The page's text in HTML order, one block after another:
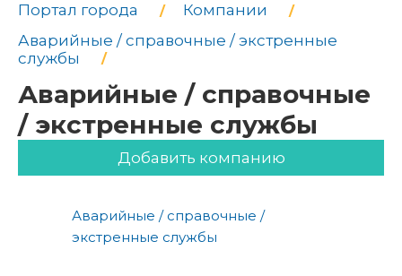
Портал города
Компании
Аварийные / справочные / экстренные
службы
Аварийные / справочные
/ экстренные службы
Добавить компанию
Аварийные / справочные /
экстренные службы